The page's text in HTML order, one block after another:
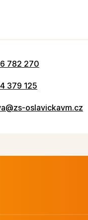
782 270
379 125
oslavickavm.cz